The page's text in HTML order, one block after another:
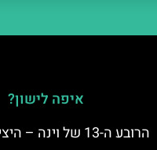
איפה לישון?
הרובע ה-13 של וינה – היצינג